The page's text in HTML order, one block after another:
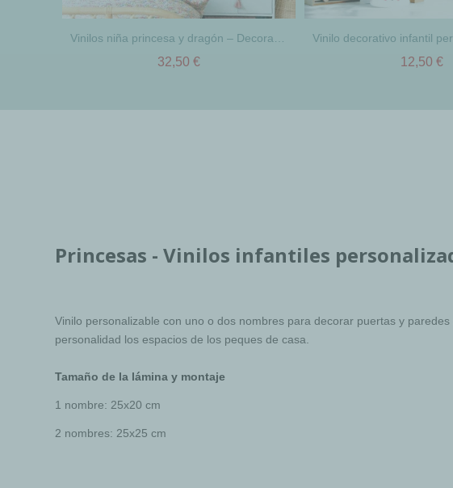
32,50 € 12,50 €
Princesas - Vinilos infantiles
Vinilo personalizable con uno o dos nombres para decorar puertas y
personalidad los espacios de los peques de casa.
Tamaño de la lámina y montaje
1 nombre: 25x20 cm
2 nombres: 25x25 cm